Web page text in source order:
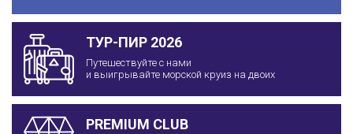
ТУР-ПИР 2026
Путешествуйте с нами
и выигрывайте морской круиз на двоих
PREMIUM CLUB